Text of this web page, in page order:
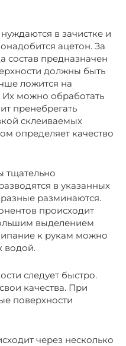
в зачистке и
ацетон. За
состав предназначен
должны быть
ложится на
можно обработать
пренебрегать
склеиваемых
определяет качество
тщательно
в указанных
разминаются.
происходит
выделением
к рукам можно
водой.
следует быстро.
качества. При
поверхности
через несколько